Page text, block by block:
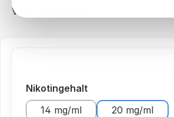
Vozol Liquid Paket
Nikotingehaltauswählen
14 mg/ml
20 mg/ml